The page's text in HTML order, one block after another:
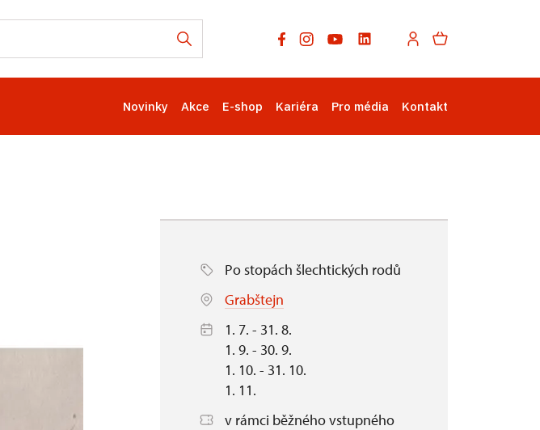
Novinky Akce E-shop Kariéra Pro média Kontakt
Po stopách šlechtických rodů
Grabštejn
1. 7. - 31. 8.
1. 9. - 30. 9.
1. 10. - 31. 10.
1. 11.
v rámci běžného vstupného